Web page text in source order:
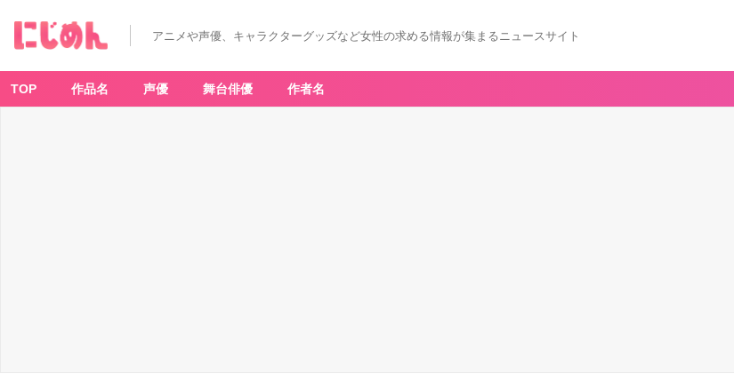
アニメや声優、キャラクターグッズなど女性の求める情報が集まるニュースサイト
TOP 作品名 声優 舞台俳優 作者名